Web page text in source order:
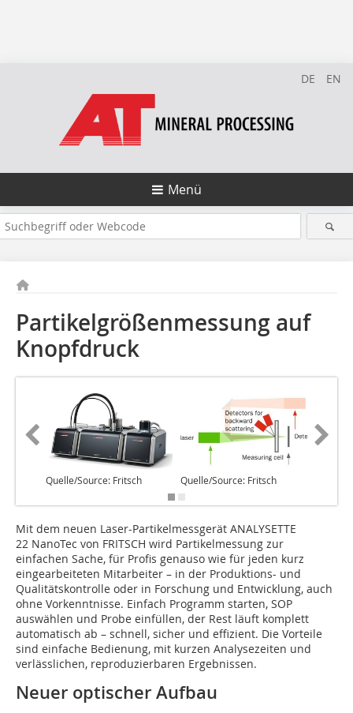
DE EN
Menü
Partikelgrößenmessung auf
Knopfdruck
Quelle/Source: Fritsch Quelle/Source: Fritsch
Mit dem neuen Laser-Partikelmessgerät ANALYSETTE
22 NanoTec von FRITSCH wird Partikelmessung zur
einfachen Sache, für Profis genauso wie für jeden kurz
eingearbeiteten Mitarbeiter – in der Produktions- und
Qualitätskontrolle oder in Forschung und Entwicklung, auch
ohne Vorkenntnisse. Einfach Programm starten, SOP
auswählen und Probe einfüllen, der Rest läuft komplett
automatisch ab – schnell, sicher und effizient. Die Vorteile
sind einfache Bedienung, mit kurzen Analysezeiten und
verlässlichen, reproduzierbaren Ergebnissen.
Neuer optischer Aufbau